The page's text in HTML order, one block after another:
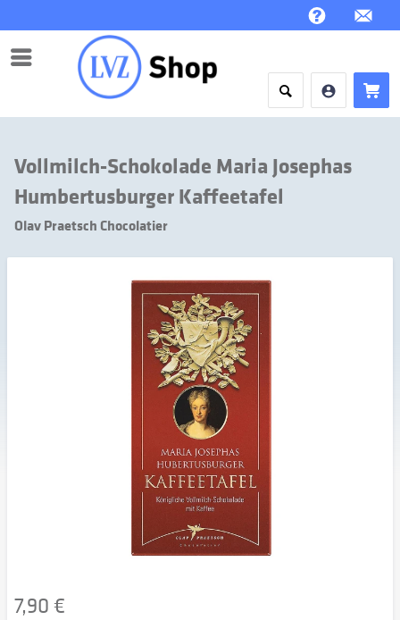
Menü
Vollmilch-Schokolade Maria Josephas
Humbertusburger Kaffeetafel
Olav Praetsch Chocolatier
7,90 €